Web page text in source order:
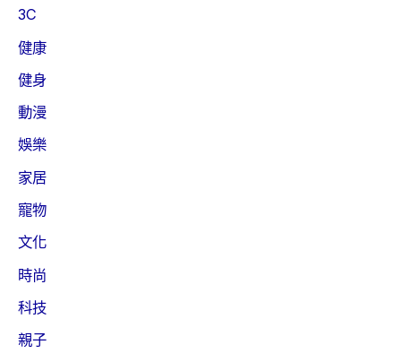
3C
健康
健身
動漫
娛樂
家居
寵物
文化
時尚
科技
親子